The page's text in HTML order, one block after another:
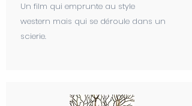
Un film qui emprunte au style
western mais qui se déroule dans un
scierie.